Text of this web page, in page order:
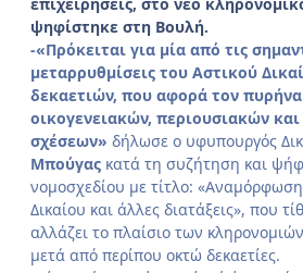
επιχειρήσεις, στο νέο
ψηφίστηκε στη Βουλή.
-«Πρόκειται για μία από τις
μεταρρυθμίσεις του Αστικού
δεκαετιών, που αφορά τον
οικογενειακών, περιουσιακών
σχέσεων» δήλωσε ο υφυπουργός
Μπούγας κατά τη συζήτηση και
νομοσχεδίου με τίτλο:
Δικαίου και άλλες διατάξεις», που
αλλάζει το πλαίσιο των
μετά από περίπου οκτώ δεκαετίες.